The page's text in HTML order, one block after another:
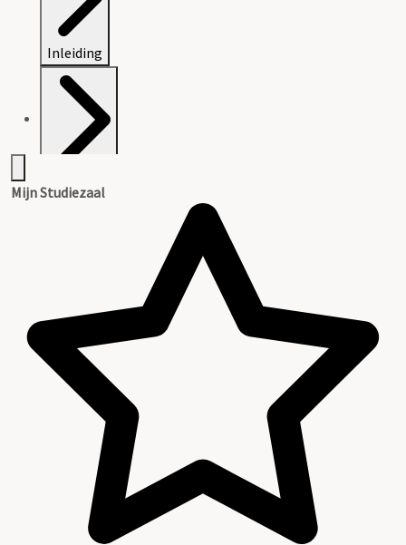
Inleiding
Mijn Studiezaal